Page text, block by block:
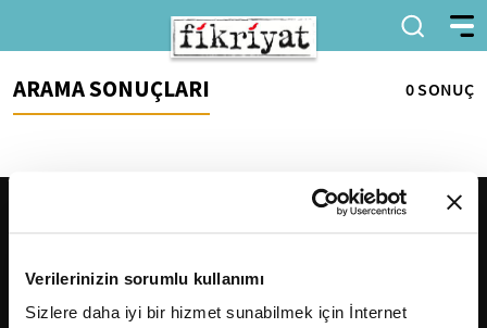
Verilerinizin sorumlu kullanımı
Sizlere daha iyi bir hizmet sunabilmek için İnternet
ARAMA SONUÇLARI 0 SONUÇ